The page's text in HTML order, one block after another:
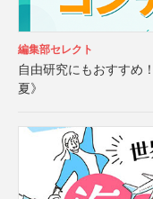
編集部セレクト
自由研究にもおすすめ
夏》